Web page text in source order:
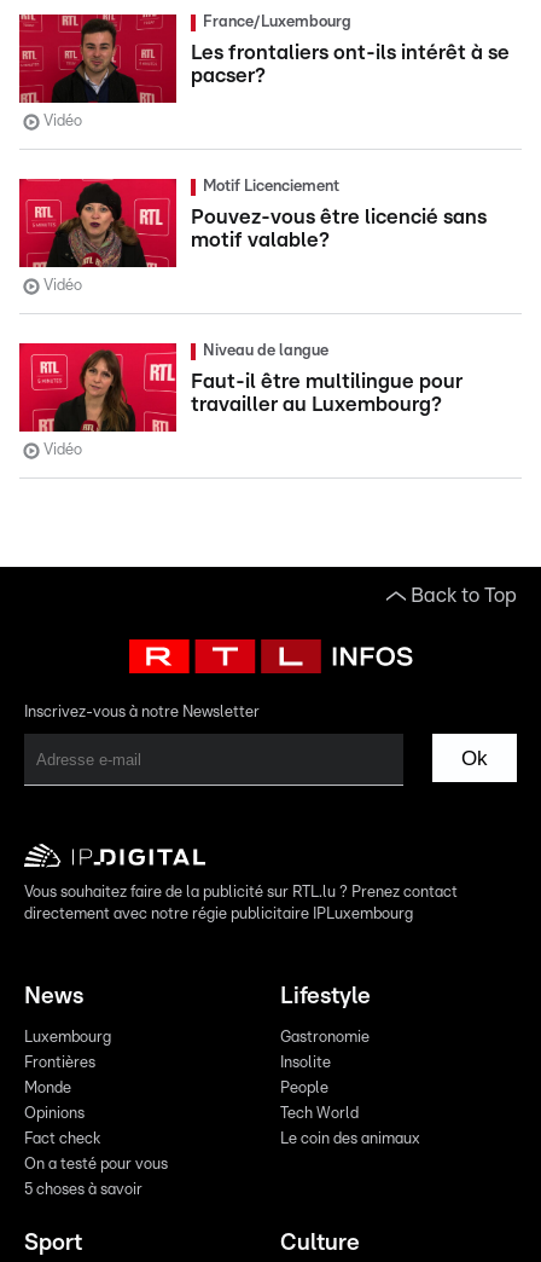
France/Luxembourg
Les frontaliers ont-ils intérêt à se
pacser?
Vidéo
Motif Licenciement
Pouvez-vous être licencié sans
motif valable?
Vidéo
Niveau de langue
Faut-il être multilingue pour
travailler au Luxembourg?
Vidéo
Back to Top
Inscrivez-vous à notre Newsletter
Ok
Vous souhaitez faire de la publicité sur RTL.lu ? Prenez contact
directement avec notre régie publicitaire IPLuxembourg
News
Luxembourg
Frontières
Monde
Opinions
Fact check
On a testé pour vous
5 choses à savoir
Lifestyle
Gastronomie
Insolite
People
Tech World
Le coin des animaux
Sport Culture